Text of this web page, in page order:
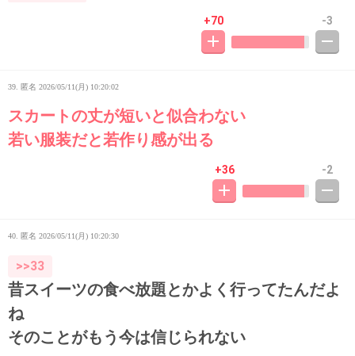
+70 -3
39. 匿名 2026/05/11(月) 10:20:02
スカートの丈が短いと似合わない
若い服装だと若作り感が出る
+36 -2
40. 匿名 2026/05/11(月) 10:20:30
>>33
昔スイーツの食べ放題とかよく行ってたんだよ
ね
そのことがもう今は信じられない